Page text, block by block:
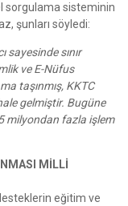
sorgulama sisteminin
şunları söyledi:
sayesinde sınır
ve E-Nüfus
taşınmış, KKTC
gelmiştir. Bugüne
milyondan fazla işlem
MİLLİ
eğitim ve